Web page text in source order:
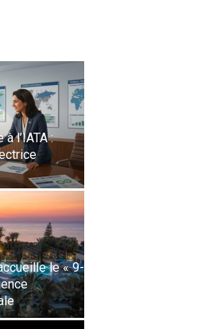
en famille
de vos
Send
vers des
et de